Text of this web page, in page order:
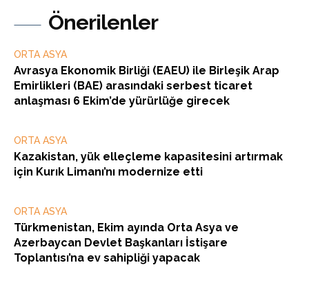
Önerilenler
ORTA ASYA
Avrasya Ekonomik Birliği (EAEU) ile Birleşik Arap
Emirlikleri (BAE) arasındaki serbest ticaret
anlaşması 6 Ekim’de yürürlüğe girecek
ORTA ASYA
Kazakistan, yük elleçleme kapasitesini artırmak
için Kurık Limanı’nı modernize etti
ORTA ASYA
Türkmenistan, Ekim ayında Orta Asya ve
Azerbaycan Devlet Başkanları İstişare
Toplantısı’na ev sahipliği yapacak